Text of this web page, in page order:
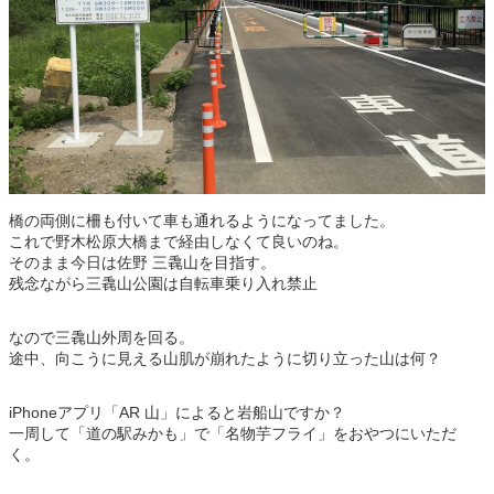
橋の両側に柵も付いて車も通れるようになってました。
これで野木松原大橋まで経由しなくて良いのね。
そのまま今日は佐野 三毳山を目指す。
残念ながら三毳山公園は自転車乗り入れ禁止
なので三毳山外周を回る。
途中、向こうに見える山肌が崩れたように切り立った山は何？
iPhoneアプリ「AR 山」によると岩船山ですか？
一周して「道の駅みかも」で「名物芋フライ」をおやつにいただ
く。